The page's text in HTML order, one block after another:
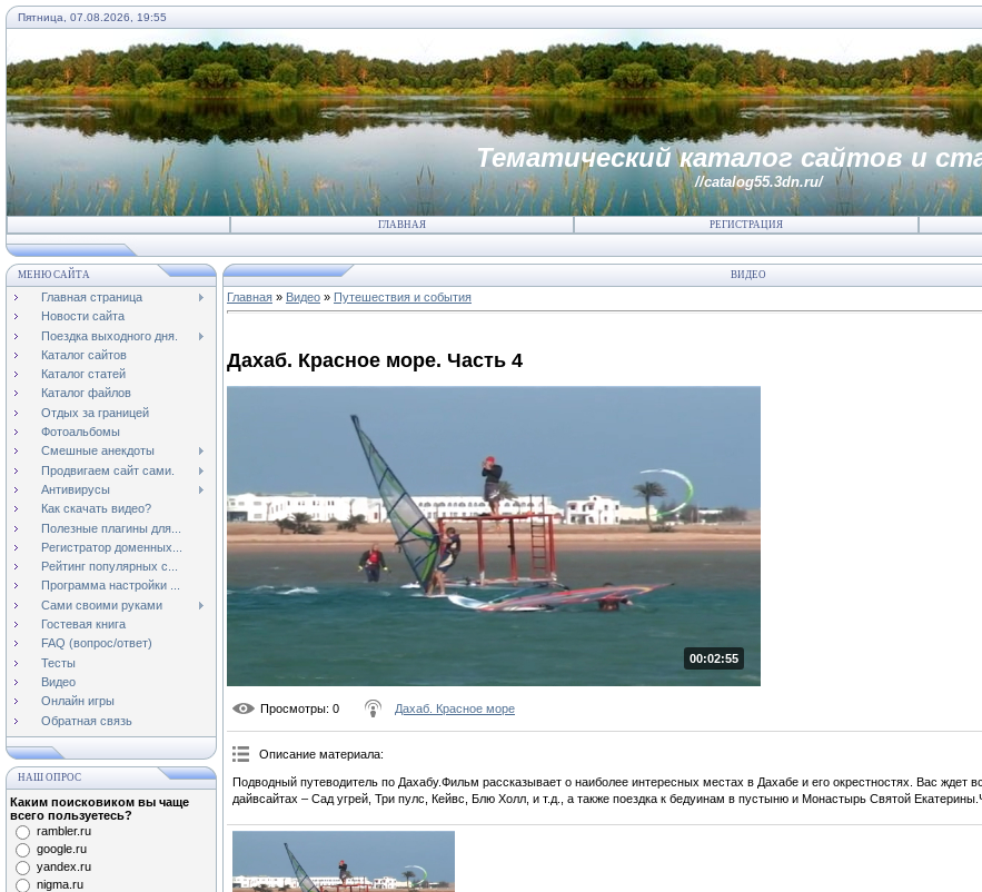
Пятница, 07.08.2026, 19:55
Тематический каталог сайтов и
//catalog55.3dn.ru/
ГЛАВНАЯ РЕГИСТРАЦИЯ
МЕНЮ САЙТА
Главная страница
Новости сайта
Поездка выходного дня.
Каталог сайтов
Каталог статей
Каталог файлов
Отдых за границей
Фотоальбомы
Смешные анекдоты
Продвигаем сайт сами.
Антивирусы
Как скачать видео?
Полезные плагины для...
Регистратор доменных...
Рейтинг популярных с...
Программа настройки ...
Сами своими руками
Гостевая книга
FAQ (вопрос/ответ)
Тесты
Видео
Онлайн игры
Обратная связь
НАШ ОПРОС
Каким поисковиком вы чаще
всего пользуетесь?
rambler.ru
google.ru
yandex.ru
nigma.ru
ВИДЕО
Главная » Видео » Путешествия и события
Дахаб. Красное море. Часть 4
00:02:55
Просмотры: 0 Дахаб. Красное море
Описание материала:
Подводный путеводитель по Дахабу.Фильм рассказывает о наиболее интересных местах в Дахабе и его окрестностях. Вас
дайвсайтах – Сад угрей, Три пулс, Кейвс, Блю Холл, и т.д., а также поездка к бедуинам в пустыню и Монастырь Святой